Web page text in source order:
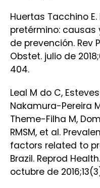
Huertas Tacchino E.
pretérmino: causas
de prevención. Rev
Obstet. julio de
404.
Leal M do C,
Nakamura-Pereira
Theme-Filha M,
RMSM, et al.
factors related to
Brazil. Reprod
octubre de